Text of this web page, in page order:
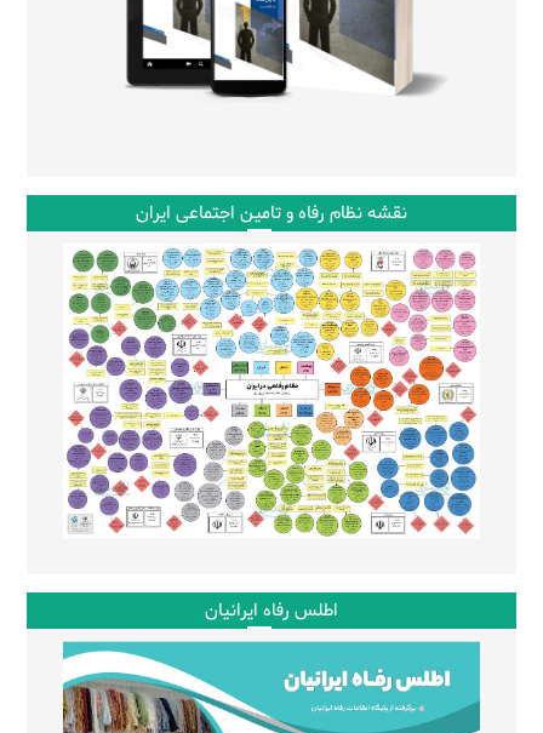
نقشه نظام رفاه و تامین اجتماعی ایران
اطلس رفاه ایرانیان